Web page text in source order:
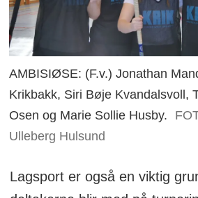
AMBISIØSE: (F.v.) Jonathan
Krikbakk, Siri Bøje Kvandalsvoll,
Osen og Marie Sollie Husby.
Ulleberg Hulsund
Lagsport er også en viktig